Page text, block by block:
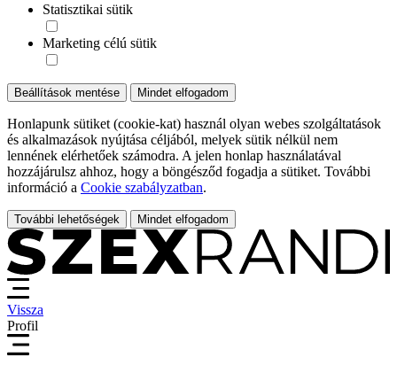
Statisztikai sütik
Marketing célú sütik
Beállítások mentése Mindet elfogadom
Honlapunk sütiket (cookie-kat) használ olyan webes szolgáltatások
és alkalmazások nyújtása céljából, melyek sütik nélkül nem
lennének elérhetőek számodra. A jelen honlap használatával
hozzájárulsz ahhoz, hogy a böngésződ fogadja a sütiket. További
információ a Cookie szabályzatban.
További lehetőségek Mindet elfogadom
Vissza
Profil